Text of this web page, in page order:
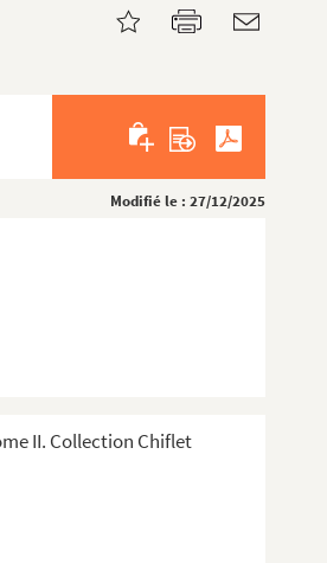
Modifié le : 27/12/2025
II. Collection Chiflet